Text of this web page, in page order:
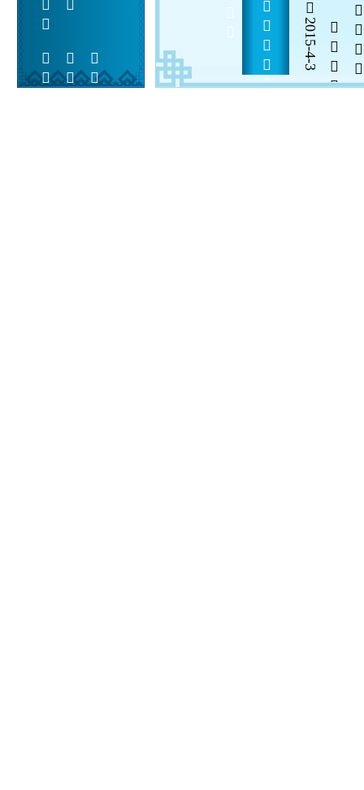
 
           2015-4-3